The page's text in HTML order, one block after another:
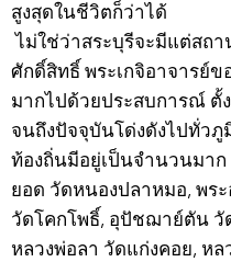
สูงสุดในชีวิตก็ว่าได้
ไม่ใช่ว่าสระบุรีจะมีแต่สถ
ศักดิ์สิทธิ์ พระเกจิอาจารย์ข
มากไปด้วยประสบการณ์ ตั้
จนถึงปัจจุบันโด่งดังไปทั่วภู
ท้องถิ่นมีอยู่เป็นจำนวนมาก
ยอด วัดหนองปลาหมอ, พร
วัดโคกโพธิ์, อุปัชฌาย์ตัน วั
หลวงพ่อลา วัดแก่งคอย, หล